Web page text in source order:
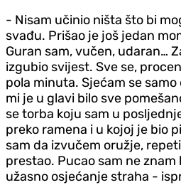
- Nisam učinio ništa što bi
svađu. Prišao je još jedan
Guran sam, vučen, udaran…
izgubio svijest. Sve se,
pola minuta. Sjećam se
mi je u glavi bilo sve
se torba koju sam u
preko ramena i u kojoj je bio
sam da izvučem oružje,
prestao. Pucao sam ne znam
užasno osjećanje straha -